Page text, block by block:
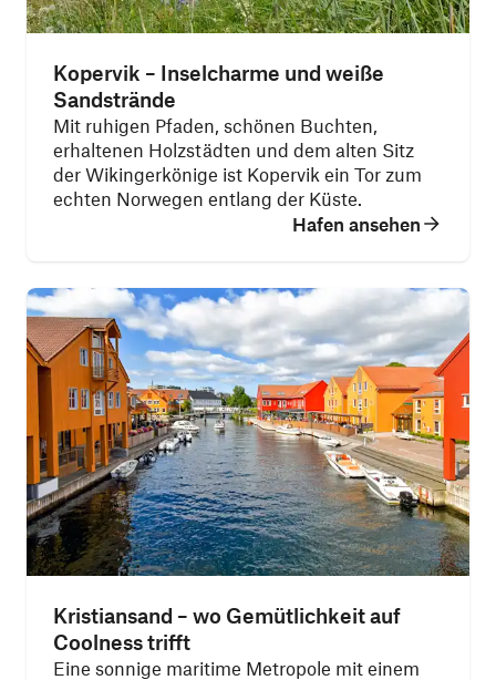
Kopervik – Inselcharme und weiße
Sandstrände
Mit ruhigen Pfaden, schönen Buchten,
erhaltenen Holzstädten und dem alten Sitz
der Wikingerkönige ist Kopervik ein Tor zum
echten Norwegen entlang der Küste.
Hafen ansehen
Kristiansand – wo Gemütlichkeit auf
Coolness trifft
Eine sonnige maritime Metropole mit einem